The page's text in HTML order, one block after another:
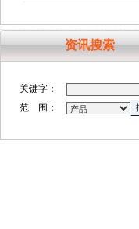
资讯搜索
关键字：
范 围：